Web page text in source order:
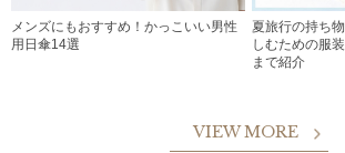
メンズにもおすすめ！かっこいい男性
用日傘14選
夏旅行の持ち
しむための服
まで紹介
VIEW MORE